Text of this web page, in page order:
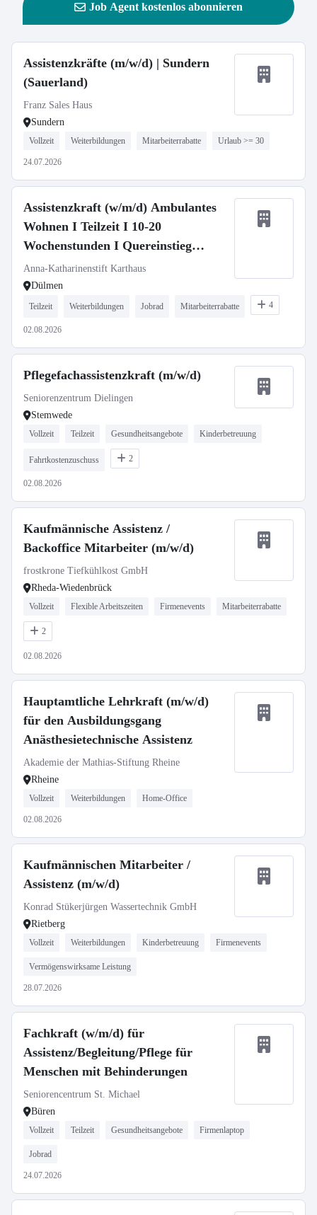
Job Agent kostenlos abonnieren
Assistenzkräfte (m/w/d) | Sundern
(Sauerland)
Franz Sales Haus
Sundern
Vollzeit Weiterbildungen Mitarbeiterrabatte Urlaub >= 30
24.07.2026
Assistenzkraft (w/m/d) Ambulantes
Wohnen I Teilzeit I 10-20
Wochenstunden I Quereinstieg
möglich
Anna-Katharinenstift Karthaus
Dülmen
Teilzeit Weiterbildungen Jobrad Mitarbeiterrabatte 4
02.08.2026
Pflegefachassistenzkraft (m/w/d)
Seniorenzentrum Dielingen
Stemwede
Vollzeit Teilzeit Gesundheitsangebote Kinderbetreuung
Fahrtkostenzuschuss 2
02.08.2026
Kaufmännische Assistenz /
Backoffice Mitarbeiter (m/w/d)
frostkrone Tiefkühlkost GmbH
Rheda-Wiedenbrück
Vollzeit Flexible Arbeitszeiten Firmenevents Mitarbeiterrabatte
2
02.08.2026
Hauptamtliche Lehrkraft (m/w/d)
für den Ausbildungsgang
Anästhesietechnische Assistenz
Akademie der Mathias-Stiftung Rheine
Rheine
Vollzeit Weiterbildungen Home-Office
02.08.2026
Kaufmännischen Mitarbeiter /
Assistenz (m/w/d)
Konrad Stükerjürgen Wassertechnik GmbH
Rietberg
Vollzeit Weiterbildungen Kinderbetreuung Firmenevents
Vermögenswirksame Leistung
28.07.2026
Fachkraft (w/m/d) für
Assistenz/Begleitung/Pflege für
Menschen mit Behinderungen
Seniorencentrum St. Michael
Büren
Vollzeit Teilzeit Gesundheitsangebote Firmenlaptop
Jobrad
24.07.2026